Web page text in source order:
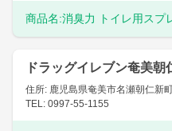
商品名:消臭力 トイレ用スプ
ドラッグイレブン奄美朝
住所: 鹿児島県奄美市名瀬朝仁新
TEL: 0997-55-1155